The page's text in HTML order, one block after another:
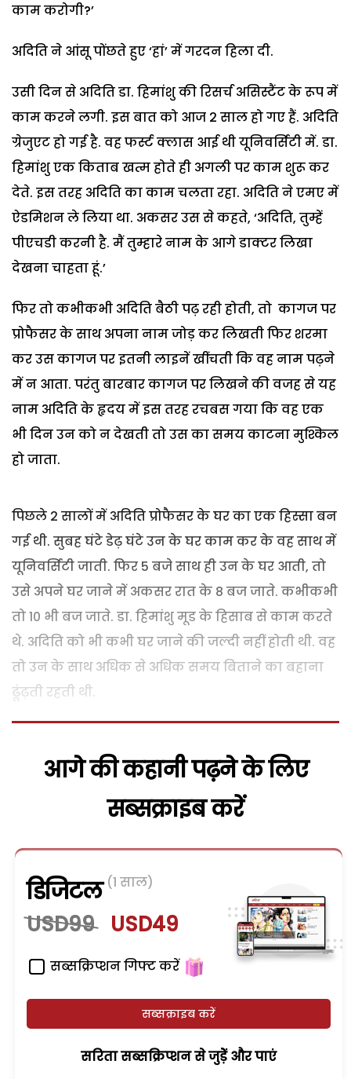
काम करोगी?’
अदिति ने आंसू पोंछते हुए ‘हां’ में गरदन हिला दी.
उसी दिन से अदिति डा. हिमांशु की रिसर्च असिस्टैंट के रूप में
काम करने लगी. इस बात को आज 2 साल हो गए हैं. अदिति
ग्रेजुएट हो गई है. वह फर्स्ट क्लास आई थी यूनिवर्सिटी में. डा.
हिमांशु एक किताब खत्म होते ही अगली पर काम शुरू कर
देते. इस तरह अदिति का काम चलता रहा. अदिति ने एमए में
ऐडमिशन ले लिया था. अकसर उस से कहते, ‘अदिति, तुम्हें
पीएचडी करनी है. मैं तुम्हारे नाम के आगे डाक्टर लिखा
देखना चाहता हूं.’
फिर तो कभीकभी अदिति बैठी पढ़ रही होती, तो कागज पर
प्रोफैसर के साथ अपना नाम जोड़ कर लिखती फिर शरमा
कर उस कागज पर इतनी लाइनें खींचती कि वह नाम पढ़ने
में न आता. परंतु बारबार कागज पर लिखने की वजह से यह
नाम अदिति के हृदय में इस तरह रचबस गया कि वह एक
भी दिन उन को न देखती तो उस का समय काटना मुश्किल
हो जाता.
पिछले 2 सालों में अदिति प्रोफैसर के घर का एक हिस्सा बन
गई थी. सुबह घंटे डेढ़ घंटे उन के घर काम कर के वह साथ में
यूनिवर्सिटी जाती. फिर 5 बजे साथ ही उन के घर आती, तो
उसे अपने घर जाने में अकसर रात के 8 बज जाते. कभीकभी
तो 10 भी बज जाते. डा. हिमांशु मूड के हिसाब से काम करते
थे. अदिति को भी कभी घर जाने की जल्दी नहीं होती थी. वह
तो उन के साथ अधिक से अधिक समय बिताने का बहाना
ढूंढ़ती रहती थी.
आगे की कहानी पढ़ने के लिए
सब्सक्राइब करें
डिजिटल (1 साल)
USD99 USD49
सब्सक्रिप्शन गिफ्ट करें
सब्सक्राइब करें
सरिता सब्सक्रिप्शन से जुड़ेें और पाएं